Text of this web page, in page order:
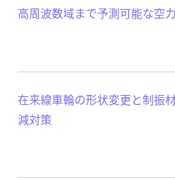
高周波数域まで予測可能な空
在来線車輪の形状変更と制振
減対策